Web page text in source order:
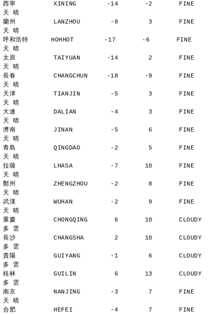
西寧          XINING        -14       -2       FINE
天 晴
蘭州          LANZHOU        -8        3       FINE
天 晴
呼和浩特      HOHHOT        -17       -6       FINE
天 晴
太原          TAIYUAN       -14        2       FINE
天 晴
長春          CHANGCHUN     -18       -9       FINE
天 晴
天津          TIANJIN        -5        3       FINE
天 晴
大連          DALIAN         -4        3       FINE
天 晴
濟南          JINAN          -5        6       FINE
天 晴
青島          QINGDAO        -2        5       FINE
天 晴
拉薩          LHASA          -7       10       FINE
天 晴
鄭州          ZHENGZHOU      -2        8       FINE
天 晴
武漢          WUHAN          -2        9       FINE
天 晴
重慶          CHONGQING       6       10       CLOUDY
多 雲
長沙          CHANGSHA        2       10       CLOUDY
多 雲
貴陽          GUIYANG        -1        6       CLOUDY
多 雲
桂林          GUILIN          6       13       CLOUDY
多 雲
南京          NANJING        -3        7       FINE
天 晴
合肥          HEFEI          -4        7       FINE